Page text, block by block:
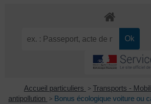
Accueil particuliers > Transports -
antipollution > Bonus écologique voiture ou